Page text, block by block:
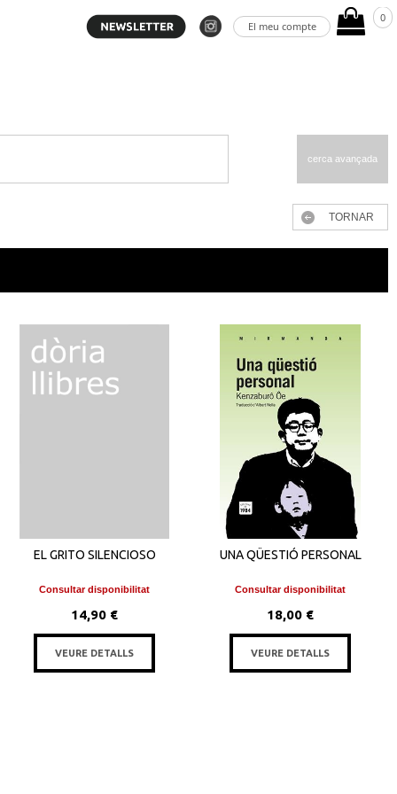
El meu compte
0
cerca avançada
TORNAR
EL GRITO SILENCIOSO
Consultar disponibilitat
14,90 €
VEURE DETALLS
UNA QÜESTIÓ PERSONAL
Consultar disponibilitat
18,00 €
VEURE DETALLS